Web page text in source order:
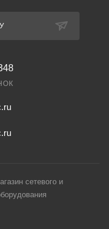
сетевого и